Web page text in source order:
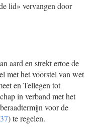
lid» vervangen door
aard en strekt ertoe de
met het voorstel van wet
en Tellegen tot
in verband met het
voor de
) te regelen.